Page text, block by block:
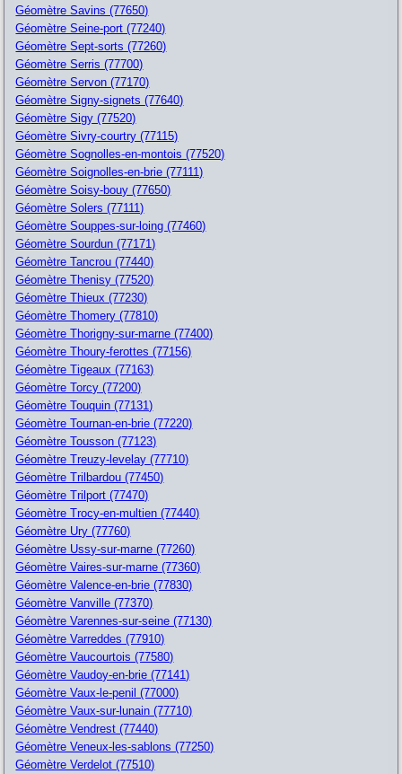
Géomètre Savins (77650)
Géomètre Seine-port (77240)
Géomètre Sept-sorts (77260)
Géomètre Serris (77700)
Géomètre Servon (77170)
Géomètre Signy-signets (77640)
Géomètre Sigy (77520)
Géomètre Sivry-courtry (77115)
Géomètre Sognolles-en-montois (77520)
Géomètre Soignolles-en-brie (77111)
Géomètre Soisy-bouy (77650)
Géomètre Solers (77111)
Géomètre Souppes-sur-loing (77460)
Géomètre Sourdun (77171)
Géomètre Tancrou (77440)
Géomètre Thenisy (77520)
Géomètre Thieux (77230)
Géomètre Thomery (77810)
Géomètre Thorigny-sur-marne (77400)
Géomètre Thoury-ferottes (77156)
Géomètre Tigeaux (77163)
Géomètre Torcy (77200)
Géomètre Touquin (77131)
Géomètre Tournan-en-brie (77220)
Géomètre Tousson (77123)
Géomètre Treuzy-levelay (77710)
Géomètre Trilbardou (77450)
Géomètre Trilport (77470)
Géomètre Trocy-en-multien (77440)
Géomètre Ury (77760)
Géomètre Ussy-sur-marne (77260)
Géomètre Vaires-sur-marne (77360)
Géomètre Valence-en-brie (77830)
Géomètre Vanville (77370)
Géomètre Varennes-sur-seine (77130)
Géomètre Varreddes (77910)
Géomètre Vaucourtois (77580)
Géomètre Vaudoy-en-brie (77141)
Géomètre Vaux-le-penil (77000)
Géomètre Vaux-sur-lunain (77710)
Géomètre Vendrest (77440)
Géomètre Veneux-les-sablons (77250)
Géomètre Verdelot (77510)